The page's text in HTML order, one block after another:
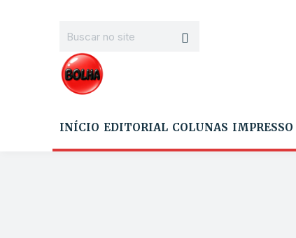
INÍCIO EDITORIAL COLUNAS IMPRESSO